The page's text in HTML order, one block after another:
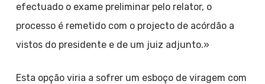
efectuado o exame preliminar pelo relator, o
processo é remetido com o projecto de acórdão a
vistos do presidente e de um juiz adjunto.»
Esta opção viria a sofrer um esboço de viragem com